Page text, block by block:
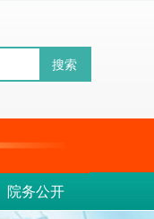
院务公开